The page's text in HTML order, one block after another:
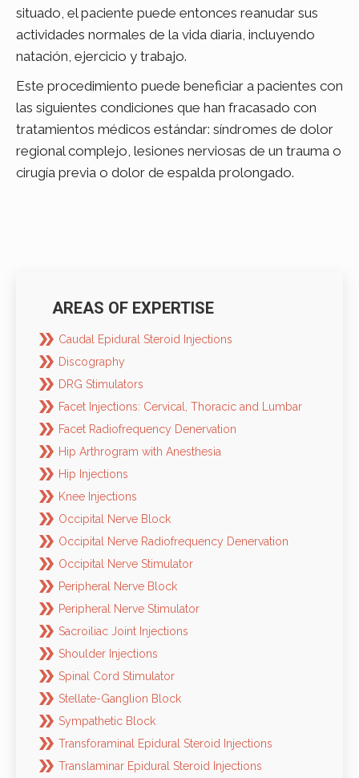
situado, el paciente puede entonces reanudar sus
actividades normales de la vida diaria, incluyendo
natación, ejercicio y trabajo.
Este procedimiento puede beneficiar a pacientes con
las siguientes condiciones que han fracasado con
tratamientos médicos estándar: síndromes de dolor
regional complejo, lesiones nerviosas de un trauma o
cirugía previa o dolor de espalda prolongado.
AREAS OF EXPERTISE
Caudal Epidural Steroid Injections
Discography
DRG Stimulators
Facet Injections: Cervical, Thoracic and Lumbar
Facet Radiofrequency Denervation
Hip Arthrogram with Anesthesia
Hip Injections
Knee Injections
Occipital Nerve Block
Occipital Nerve Radiofrequency Denervation
Occipital Nerve Stimulator
Peripheral Nerve Block
Peripheral Nerve Stimulator
Sacroiliac Joint Injections
Shoulder Injections
Spinal Cord Stimulator
Stellate-Ganglion Block
Sympathetic Block
Transforaminal Epidural Steroid Injections
Translaminar Epidural Steroid Injections